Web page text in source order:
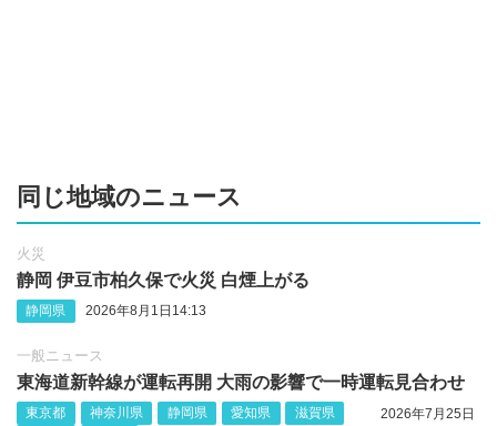
同じ地域のニュース
火災
静岡 伊豆市柏久保で火災 白煙上がる
静岡県 2026年8月1日14:13
一般ニュース
東海道新幹線が運転再開 大雨の影響で一時運転見合わせ
東京都 神奈川県 静岡県 愛知県
滋賀県
2026年7月25日